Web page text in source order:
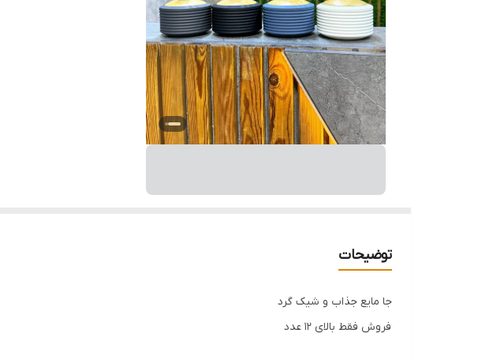
توضیحات
جا مایع جذاب و شیک گرد
فروش فقط بالای ۱۲ عدد